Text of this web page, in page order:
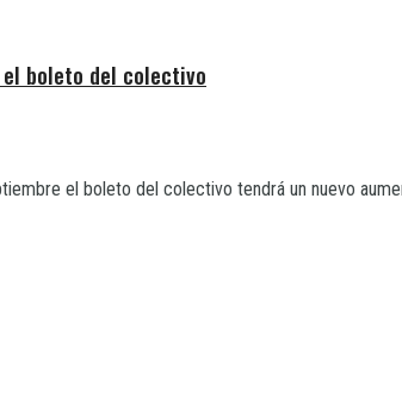
boleto del colectivo
el boleto del colectivo tendrá un nuevo